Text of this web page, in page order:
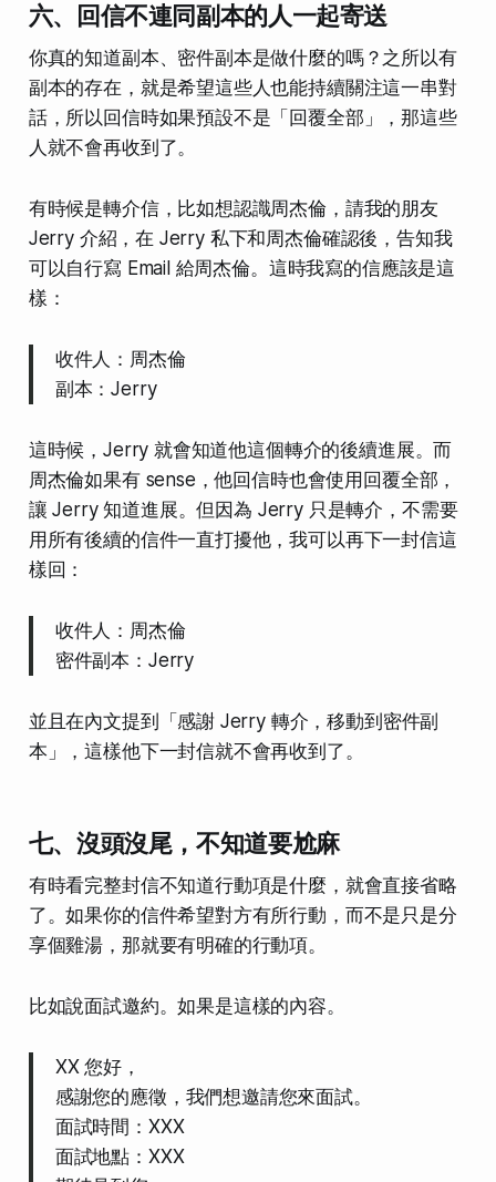
六、回信不連同副本的人一起寄送
你真的知道副本、密件副本是做什麼的嗎？之所以有
副本的存在，就是希望這些人也能持續關注這一串對
話，所以回信時如果預設不是「回覆全部」，那這些
人就不會再收到了。
有時候是轉介信，比如想認識周杰倫，請我的朋友
Jerry 介紹，在 Jerry 私下和周杰倫確認後，告知我
可以自行寫 Email 給周杰倫。這時我寫的信應該是這
樣：
收件人：周杰倫
副本：Jerry
這時候，Jerry 就會知道他這個轉介的後續進展。而
周杰倫如果有 sense，他回信時也會使用回覆全部，
讓 Jerry 知道進展。但因為 Jerry 只是轉介，不需要
用所有後續的信件一直打擾他，我可以再下一封信這
樣回：
收件人：周杰倫
密件副本：Jerry
並且在內文提到「感謝 Jerry 轉介，移動到密件副
本」，這樣他下一封信就不會再收到了。
七、沒頭沒尾，不知道要尬麻
有時看完整封信不知道行動項是什麼，就會直接省略
了。如果你的信件希望對方有所行動，而不是只是分
享個雞湯，那就要有明確的行動項。
比如說面試邀約。如果是這樣的內容。
XX 您好，
感謝您的應徵，我們想邀請您來面試。
面試時間：XXX
面試地點：XXX